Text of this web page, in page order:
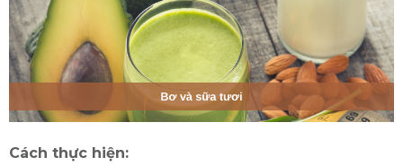
Cách thực hiện: